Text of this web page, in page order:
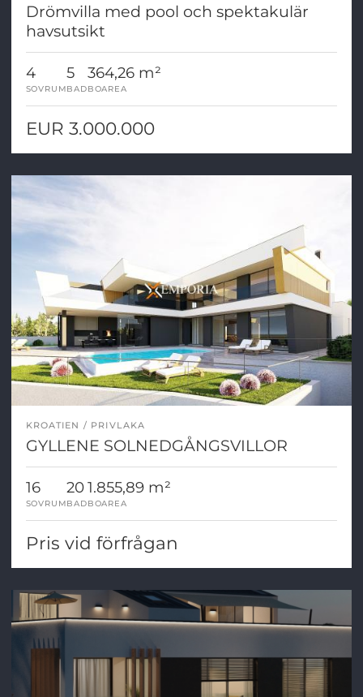
Drömvilla med pool och spektakulär
havsutsikt
4
SOVRUM
5
BAD
364,26 m²
BOAREA
EUR 3.000.000
KROATIEN PRIVLAKA
GYLLENE SOLNEDGÅNGSVILLOR
16
SOVRUM
20
BAD
1.855,89 m²
BOAREA
Pris vid förfrågan